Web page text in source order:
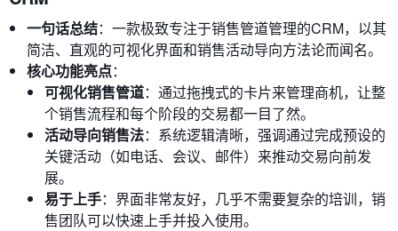
一句话总结：一款极致专注于销售管道管理的CRM，以其
简洁、直观的可视化界面和销售活动导向方法论而闻名。
核心功能亮点：
可视化销售管道：通过拖拽式的卡片来管理商机，让整
个销售流程和每个阶段的交易都一目了然。
活动导向销售法：系统逻辑清晰，强调通过完成预设的
关键活动（如电话、会议、邮件）来推动交易向前发
展。
易于上手：界面非常友好，几乎不需要复杂的培训，销
售团队可以快速上手并投入使用。